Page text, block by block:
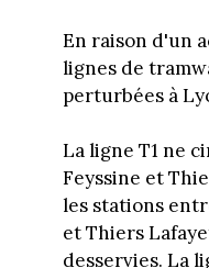
En raison d'un
lignes de
perturbées à
La ligne T1 ne
Feyssine et
les stations
et Thiers
desservies. La